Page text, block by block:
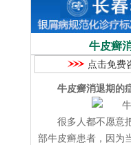
牛皮癣
点击免费
牛皮癣消退期的
很多人都不愿意
部牛皮癣患者，因为